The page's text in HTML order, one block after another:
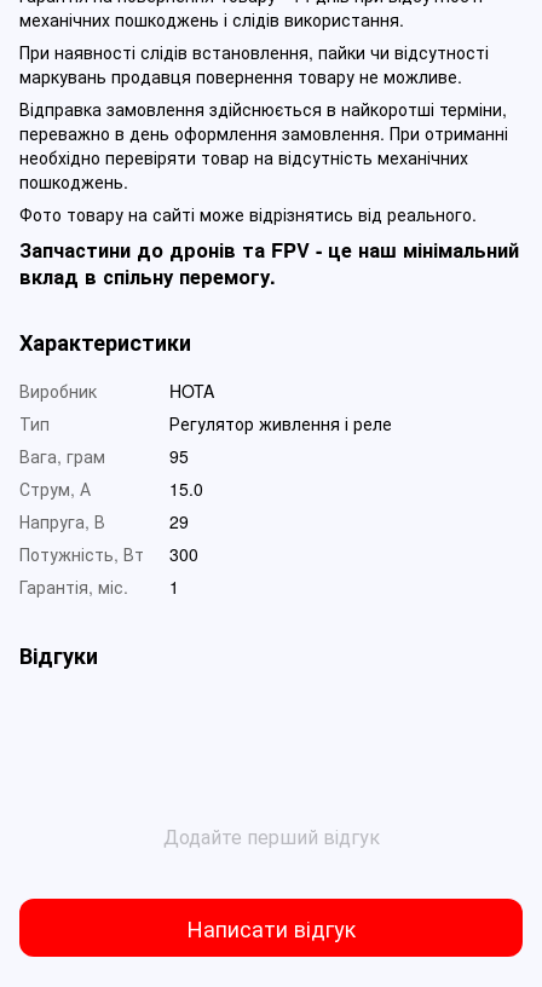
механічних пошкоджень і слідів використання.
При наявності слідів встановлення, пайки чи відсутності
маркувань продавця повернення товару не можливе.
Відправка замовлення здійснюється в найкоротші терміни,
переважно в день оформлення замовлення. При отриманні
необхідно перевіряти товар на відсутність механічних
пошкоджень.
Фото товару на сайті може відрізнятись від реального.
Запчастини до дронів та FPV - це наш мінімальний
вклад в спільну перемогу.
Характеристики
Виробник
HOTA
Тип
Регулятор живлення і реле
Вага, грам
95
Струм, А
15.0
Напруга, В
29
Потужність, Вт
300
Гарантія, міс.
1
Відгуки
Додайте перший відгук
Написати відгук